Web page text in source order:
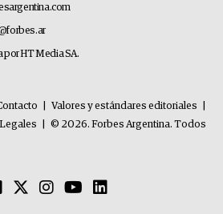
por HT Media SA.
Valores y estándares editoriales
Legales
© 2026. Forbes Argentina. Todos